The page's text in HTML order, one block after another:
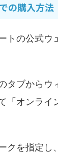
の購入方法
トの公式ウ
タブからウ
「オンライ
クを指定し